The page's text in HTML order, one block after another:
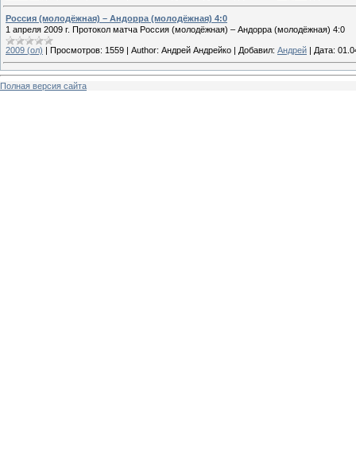
Россия (молодёжная) – Андорра (молодёжная) 4:0
1 апреля 2009 г. Протокол матча Россия (молодёжная) – Андорра (молодёжная) 4:0
2009 (ол) Просмотров: 1559 Author: Андрей Андрейко Добавил: Андрей Дата:
Полная версия сайта